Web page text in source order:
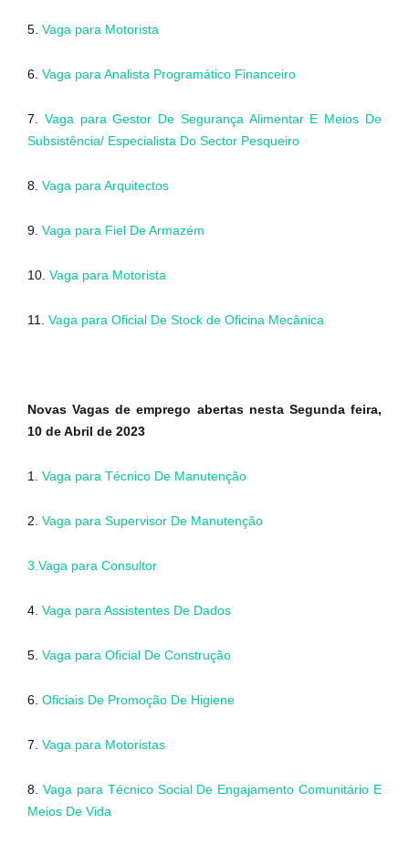
5. Vaga para Motorista
6. Vaga para Analista Programático Financeiro
7. Vaga para Gestor De Segurança Alimentar E Meios De
Subsistência/ Especialista Do Sector Pesqueiro
8. Vaga para Arquitectos
9. Vaga para Fiel De Armazém
10. Vaga para Motorista
11. Vaga para Oficial De Stock de Oficina Mecânica
Novas Vagas de emprego abertas nesta Segunda feira,
10 de Abril de 2023
1. Vaga para Técnico De Manutenção
2. Vaga para Supervisor De Manutenção
3.Vaga para Consultor
4. Vaga para Assistentes De Dados
5. Vaga para Oficial De Construção
6. Oficiais De Promoção De Higiene
7. Vaga para Motoristas
8. Vaga para Técnico Social De Engajamento Comunitário E
Meios De Vida